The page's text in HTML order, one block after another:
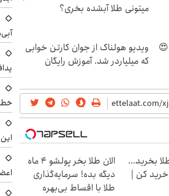
میتونی طلا آبشده بخری؟
ویدیو هولناک از جوان کارتن خوابی
که میلیاردر شد. آموزش رایگان
بخرید...
کن |
الان طلا بخر پولشو 4 ماه
دیگه بده! سرمایه‌گذاری
طلا با اقساط بی‌بهره